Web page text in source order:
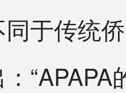
传统侨